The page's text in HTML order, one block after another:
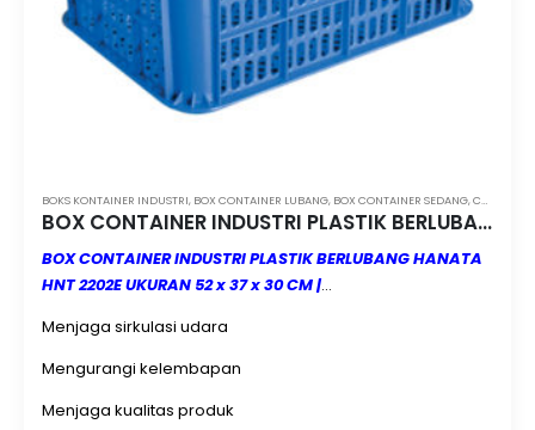
BOKS KONTAINER INDUSTRI, BOX CONTAINER LUBANG, BOX CONTAINER SEDANG,CONTAINER BOX INDUSTRI MAKASSAR
BOX CONTAINER INDUSTRI PLASTIK BERLUBANG HANATA HNT 2202E UKURAN 52 x 37 x 30 CM
BOX CONTAINER INDUSTRI PLASTIK BERLUBANG HANATA
HNT 2202E UKURAN 52 x 37 x 30 CM |
JUAL & KIRIM KE SELURUH INDONESIA
INDUSTRI PLASTIK BERLUBANG HANATA HNT
industri yang memiliki lubang ventilasi pada bagian
Menjaga sirkulasi udara
Mengurangi kelembapan
Menjaga kualitas produk